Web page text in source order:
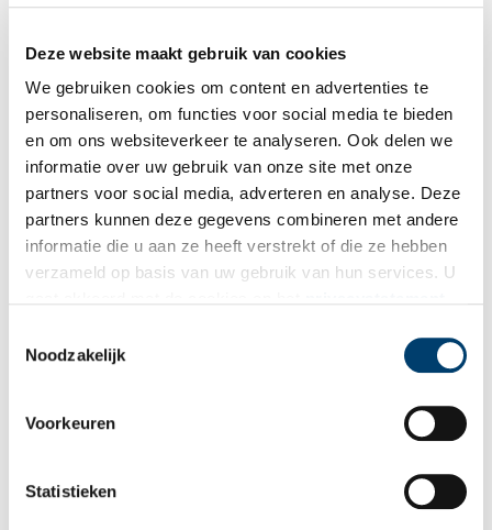
Deze website maakt gebruik van cookies
We gebruiken cookies om content en advertenties te
personaliseren, om functies voor social media te bieden
en om ons websiteverkeer te analyseren. Ook delen we
informatie over uw gebruik van onze site met onze
partners voor social media, adverteren en analyse. Deze
partners kunnen deze gegevens combineren met andere
informatie die u aan ze heeft verstrekt of die ze hebben
verzameld op basis van uw gebruik van hun services. U
Noodzakelijk
Voorkeuren
Statistieken
vrijwilligerscoördinator Kelly Lexmond via
vrijwilligers aan.
Bron:Stichting Texels Museum
Publicatiedatum: 04/11/2025
Ontvang de nieuwsbrief
laatste erfgoednieuws? Schrijf u dan nu in voor onze
wekelijkse nieuwsbrief!